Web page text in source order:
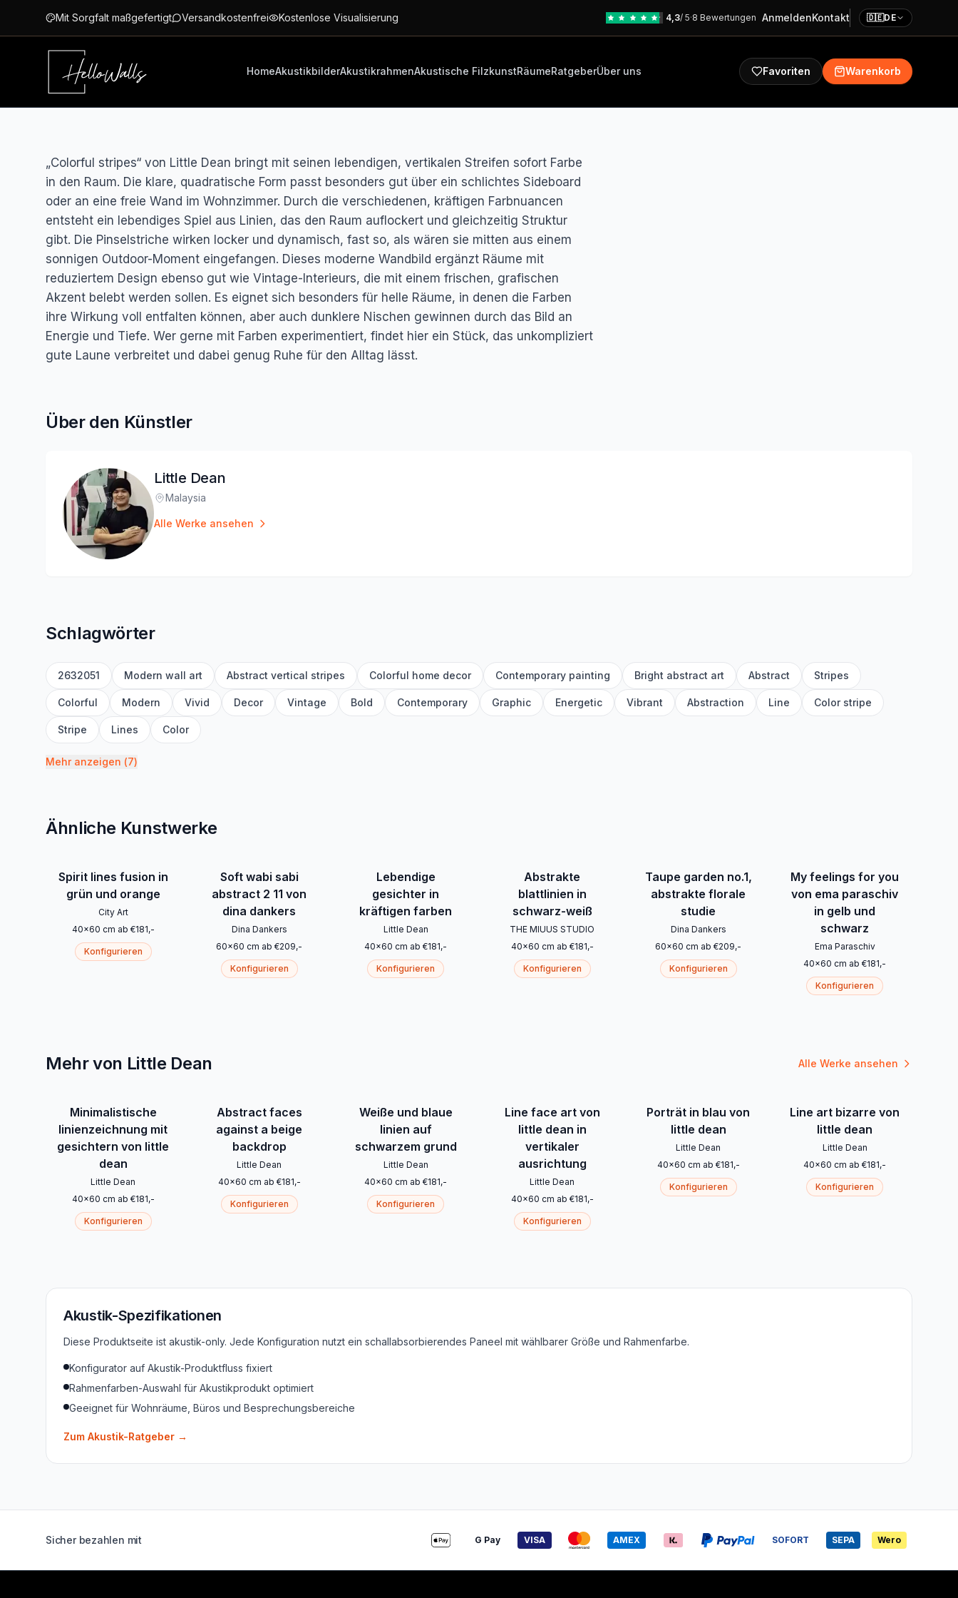
Mit Sorgfalt maßgefertigt Versandkostenfrei Kostenlose Visualisierung 4,3/ 5·8 Bewertungen AnmeldenKontakt 🇩🇪DE
HomeAkustikbilderAkustikrahmenAkustische FilzkunstRäumeRatgeberÜber uns Favoriten Warenkorb
„Colorful stripes“ von Little Dean bringt mit seinen lebendigen, vertikalen Streifen sofort Farbe
in den Raum. Die klare, quadratische Form passt besonders gut über ein schlichtes Sideboard
oder an eine freie Wand im Wohnzimmer. Durch die verschiedenen, kräftigen Farbnuancen
entsteht ein lebendiges Spiel aus Linien, das den Raum auflockert und gleichzeitig Struktur
gibt. Die Pinselstriche wirken locker und dynamisch, fast so, als wären sie mitten aus einem
sonnigen Outdoor-Moment eingefangen. Dieses moderne Wandbild ergänzt Räume mit
reduziertem Design ebenso gut wie Vintage-Interieurs, die mit einem frischen, grafischen
Akzent belebt werden sollen. Es eignet sich besonders für helle Räume, in denen die Farben
ihre Wirkung voll entfalten können, aber auch dunklere Nischen gewinnen durch das Bild an
Energie und Tiefe. Wer gerne mit Farben experimentiert, findet hier ein Stück, das unkompliziert
gute Laune verbreitet und dabei genug Ruhe für den Alltag lässt.
Über den Künstler
Little Dean
Standort:
Malaysia
Alle Werke ansehen
Schlagwörter
2632051 Modern wall art Abstract vertical stripes Colorful home decor Contemporary painting Bright abstract art Abstract Stripes
Colorful Modern Vivid Decor Vintage Bold Contemporary Graphic Energetic Vibrant Abstraction Line Color stripe
Stripe Lines Color
Mehr anzeigen (7)
Ähnliche Kunstwerke
Spirit lines fusion in
grün und orange
City Art
40x60 cm ab €181,-
Konfigurieren
Soft wabi sabi
abstract 2 11 von
dina dankers
Dina Dankers
60x60 cm ab €209,-
Konfigurieren
Lebendige
gesichter in
kräftigen farben
Little Dean
40x60 cm ab €181,-
Konfigurieren
Abstrakte
blattlinien in
schwarz-weiß
THE MIUUS STUDIO
40x60 cm ab €181,-
Konfigurieren
Taupe garden no.1,
abstrakte florale
studie
Dina Dankers
60x60 cm ab €209,-
Konfigurieren
My feelings for you
von ema paraschiv
in gelb und
schwarz
Ema Paraschiv
40x60 cm ab €181,-
Konfigurieren
Mehr von Little Dean Alle Werke ansehen
Minimalistische
linienzeichnung mit
gesichtern von little
dean
Little Dean
40x60 cm ab €181,-
Konfigurieren
Abstract faces
against a beige
backdrop
Little Dean
40x60 cm ab €181,-
Konfigurieren
Weiße und blaue
linien auf
schwarzem grund
Little Dean
40x60 cm ab €181,-
Konfigurieren
Line face art von
little dean in
vertikaler
ausrichtung
Little Dean
40x60 cm ab €181,-
Konfigurieren
Porträt in blau von
little dean
Little Dean
40x60 cm ab €181,-
Konfigurieren
Line art bizarre von
little dean
Little Dean
40x60 cm ab €181,-
Konfigurieren
Akustik-Spezifikationen
Diese Produktseite ist akustik-only. Jede Konfiguration nutzt ein schallabsorbierendes Paneel mit wählbarer Größe und Rahmenfarbe.
Konfigurator auf Akustik-Produktfluss fixiert
Rahmenfarben-Auswahl für Akustikprodukt optimiert
Geeignet für Wohnräume, Büros und Besprechungsbereiche
Zum Akustik-Ratgeber →
Sicher bezahlen mit G Pay VISA AMEX SOFORT SEPA Wero